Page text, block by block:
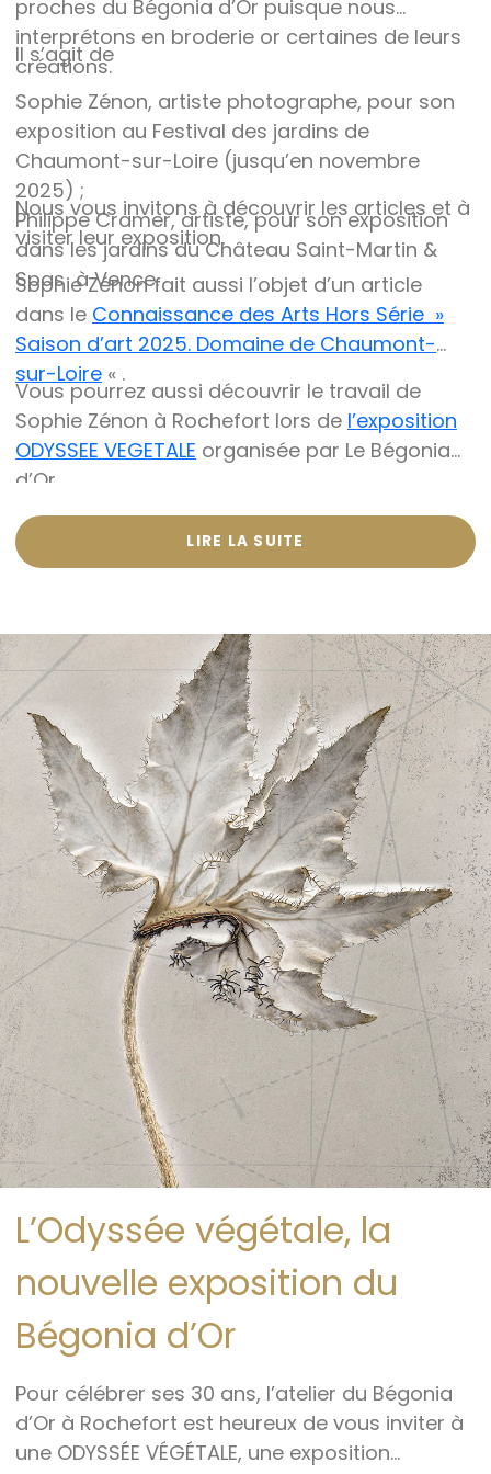
arbore le logo de la Maison Pierre Loti, brillant
de tous ses feux, dessiné par Coco Fronsac.
Enfin, le Dragon-Lion, enveloppant un galet,
vient protéger votre intérieur avec élégance.
Chaque objet du Bégonia d’Or est une pièce
unique, brodée à la main dans notre atelier à
Rochefort avec les matières les plus
précieuses disponibles.
Ne manquez pas l’occasion de posséder une
pièce d’exception, alliant savoir-faire artisanal
et histoire. Visitez La Boutique du musée Pierre
Loti à Rochefort et laissez-vous séduire par
ces trésors uniques.
proches du Bégonia d’Or puisque nous
interprétons en broderie or certaines de leurs
créations.
Il s’agit de
Sophie Zénon, artiste photographe, pour son
exposition au Festival des jardins de
Chaumont-sur-Loire (jusqu’en novembre
2025) ;
Philippe Cramer, artiste, pour son exposition
dans les jardins du Château Saint-Martin &
Spas à Vence.
Nous vous invitons à découvrir les articles et à
visiter leur exposition.
Sophie Zénon fait aussi l’objet d’un article
dans le Connaissance des Arts Hors Série »
Saison d’art 2025. Domaine de Chaumont-
sur-Loire « .
Vous pourrez aussi découvrir le travail de
Sophie Zénon à Rochefort lors de l’exposition
ODYSSEE VEGETALE organisée par Le Bégonia
d’Or.
LIRE LA SUITE
L’Odyssée végétale, la
nouvelle exposition du
Bégonia d’Or
Pour célébrer ses 30 ans, l’atelier du Bégonia
d’Or à Rochefort est heureux de vous inviter à
une ODYSSÉE VÉGÉTALE, une exposition